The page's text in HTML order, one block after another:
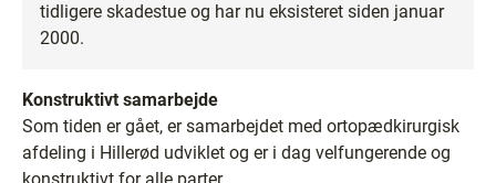
tidligere skadestue og har nu eksisteret siden januar
2000.
Konstruktivt samarbejde
Som tiden er gået, er samarbejdet med ortopædkirurgisk
afdeling i Hillerød udviklet og er i dag velfungerende og